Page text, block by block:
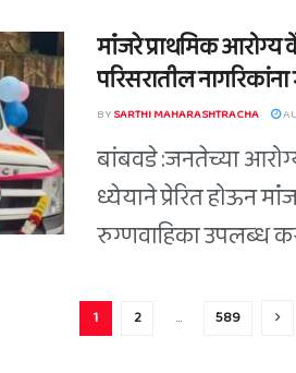
मांंजरे प्राथमिक आरोग्य
परिसरातील
BYSARTHI MAHARASHTRACHA
बांबवडे :जनतेच्या
ध्येयाने प्रेरित होऊन
रुग्णवाहिका उपलब्ध
1 2 … 589